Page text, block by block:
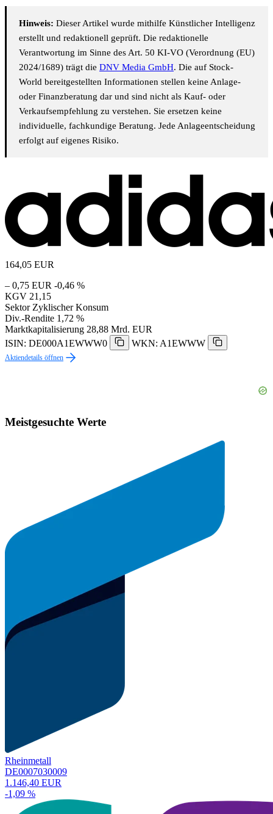
Hinweis: Dieser Artikel wurde mithilfe Künstlicher Intelligenz
erstellt und redaktionell geprüft. Die redaktionelle
Verantwortung im Sinne des Art. 50 KI-VO (Verordnung (EU)
2024/1689) trägt die DNV Media GmbH. Die auf Stock-
World bereitgestellten Informationen stellen keine Anlage-
oder Finanzberatung dar und sind nicht als Kauf- oder
Verkaufsempfehlung zu verstehen. Sie ersetzen keine
individuelle, fachkundige Beratung. Jede Anlageentscheidung
erfolgt auf eigenes Risiko.
164,05 EUR
– 0,75 EUR -0,46 %
KGV 21,15
Sektor Zyklischer Konsum
Div.-Rendite 1,72 %
Marktkapitalisierung 28,88 Mrd. EUR
ISIN: DE000A1EWWW0
WKN: A1EWWW
Aktiendetails öffnen
Meistgesuchte Werte
Rheinmetall
DE0007030009
1.146,40 EUR
-1,09 %